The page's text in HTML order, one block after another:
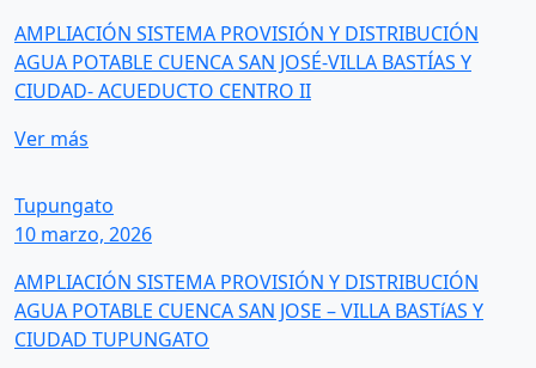
AMPLIACIÓN SISTEMA PROVISIÓN Y DISTRIBUCIÓN
AGUA POTABLE CUENCA SAN JOSÉ-VILLA BASTÍAS Y
CIUDAD- ACUEDUCTO CENTRO II
Ver más
Tupungato
10 marzo, 2026
AMPLIACIÓN SISTEMA PROVISIÓN Y DISTRIBUCIÓN
AGUA POTABLE CUENCA SAN JOSE – VILLA BASTíAS Y
CIUDAD TUPUNGATO